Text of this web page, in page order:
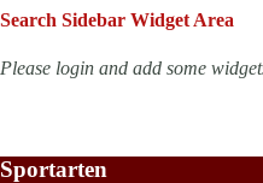
Search Sidebar Widget Area
Please login and add some
Sportarten